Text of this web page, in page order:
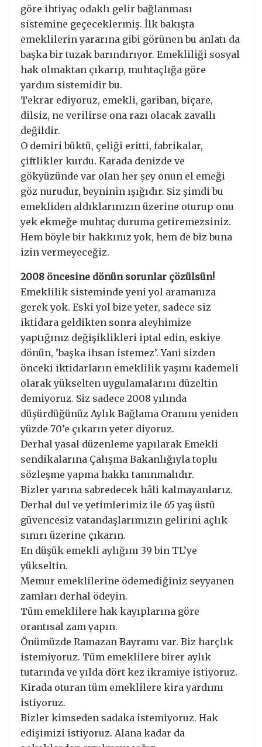
göre ihtiyaç odaklı gelir bağlanması
sistemine geçeceklermiş. İlk bakışta
emeklilerin yararına gibi görünen bu anlatı da
başka bir tuzak barındırıyor. Emekliliği sosyal
hak olmaktan çıkarıp, muhtaçlığa göre
yardım sistemidir bu.
Tekrar ediyoruz, emekli, gariban, biçare,
dilsiz, ne verilirse ona razı olacak zavallı
değildir.
O demiri büktü, çeliği eritti, fabrikalar,
çiftlikler kurdu. Karada denizde ve
gökyüzünde var olan her şey onun el emeği
göz nurudur, beyninin ışığıdır. Siz şimdi bu
emekliden aldıklarınızın üzerine oturup onu
yek ekmeğe muhtaç duruma getiremezsiniz.
Hem böyle bir hakkınız yok, hem de biz buna
izin vermeyeceğiz.
2008 öncesine dönün sorunlar çözülsün!
Emeklilik sisteminde yeni yol aramanıza
gerek yok. Eski yol bize yeter, sadece siz
iktidara geldikten sonra aleyhimize
yaptığınız değişiklikleri iptal edin, eskiye
dönün, ’başka ihsan istemez’. Yani sizden
önceki iktidarların emeklilik yaşını kademeli
olarak yükselten uygulamalarını düzeltin
demiyoruz. Siz sadece 2008 yılında
düşürdüğünüz Aylık Bağlama Oranını yeniden
yüzde 70’e çıkarın yeter diyoruz.
Derhal yasal düzenleme yapılarak Emekli
sendikalarına Çalışma Bakanlığıyla toplu
sözleşme yapma hakkı tanınmalıdır.
Bizler yarına sabredecek hâli kalmayanlarız.
Derhal dul ve yetimlerimiz ile 65 yaş üstü
güvencesiz vatandaşlarımızın gelirini açlık
sınırı üzerine çıkarın.
En düşük emekli aylığını 39 bin TL’ye
yükseltin.
Memur emeklilerine ödemediğiniz seyyanen
zamları derhal ödeyin.
Tüm emeklilere hak kayıplarına göre
orantısal zam yapın.
Önümüzde Ramazan Bayramı var. Biz harçlık
istemiyoruz. Tüm emeklilere birer aylık
tutarında ve yılda dört kez ikramiye istiyoruz.
Kirada oturan tüm emeklilere kira yardımı
istiyoruz.
Bizler kimseden sadaka istemiyoruz. Hak
edişimizi istiyoruz. Alana kadar da